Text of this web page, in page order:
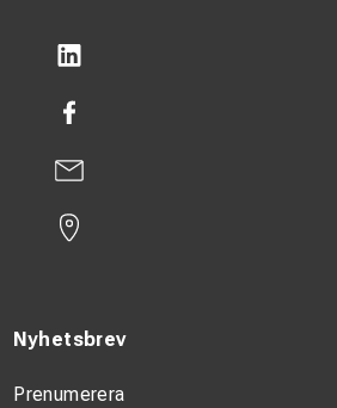
Nyhetsbrev
Prenumerera